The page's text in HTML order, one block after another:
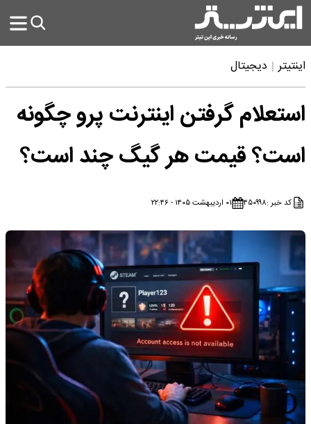
اینتیتر دیجیتال
استعلام گرفتن اینترنت پرو چگونه
است؟ قیمت هر گیگ چند است؟
کد خبر :۴۵۰۹۹۸ ۰۱ اردیبهشت ۱۴۰۵ - ۲۲:۴۶